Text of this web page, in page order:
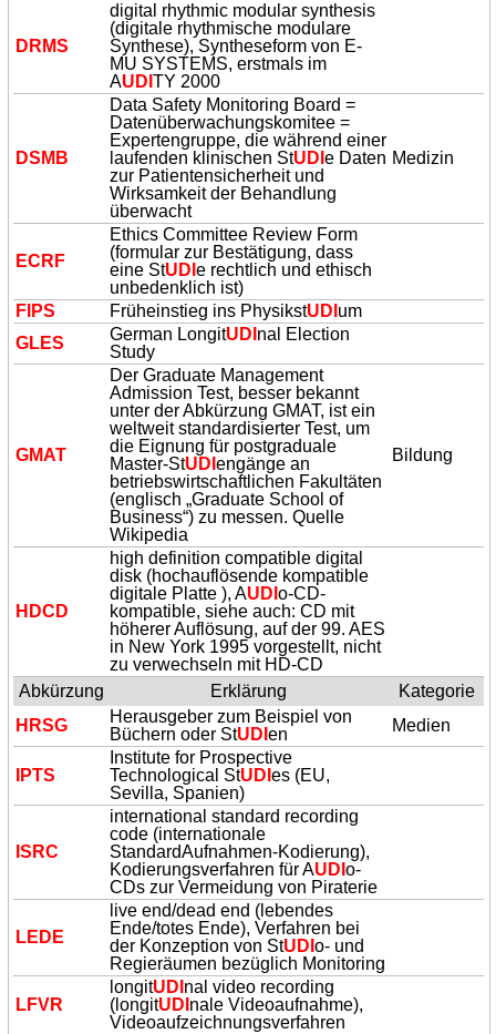
DRMS
digital rhythmic modular synthesis
(digitale rhythmische modulare
Synthese), Syntheseform von E-
MU SYSTEMS, erstmals im
AUDITY 2000
DSMB
Data Safety Monitoring Board =
Datenüberwachungskomitee =
Expertengruppe, die während einer
laufenden klinischen StUDIe Daten
zur Patientensicherheit und
Wirksamkeit der Behandlung
überwacht
Medizin
ECRF
Ethics Committee Review Form
(formular zur Bestätigung, dass
eine StUDIe rechtlich und ethisch
unbedenklich ist)
FIPS
Früheinstieg ins PhysikstUDI um
GLES
German LongitUDI nal Election
Study
GMAT
Der Graduate Management
Admission Test, besser bekannt
unter der Abkürzung GMAT, ist ein
weltweit standardisierter Test, um
die Eignung für postgraduale
Master-StUDIengänge an
betriebswirtschaftlichen Fakultäten
(englisch „Graduate School of
Business“) zu messen. Quelle
Wikipedia
Bildung
HDCD
high definition compatible digital
disk (hochauflösende kompatible
digitale Platte ), AUDIo-CD-
kompatible, siehe auch: CD mit
höherer Auflösung, auf der 99. AES
in New York 1995 vorgestellt, nicht
zu verwechseln mit HD-CD
Abkürzung
Erklärung
Kategorie
HRSG
Herausgeber zum Beispiel von
Büchern oder StUDIen Medien
IPTS
Institute for Prospective
Technological StUDIes (EU,
Sevilla, Spanien)
ISRC
international standard recording
code (internationale
StandardAufnahmen-Kodierung),
Kodierungsverfahren für AUDIo-
CDs zur Vermeidung von Piraterie
LEDE
live end/dead end (lebendes
Ende/totes Ende), Verfahren bei
der Konzeption von StUDIo- und
Regieräumen bezüglich Monitoring
LFVR
longitUDI nal video recording
(longitUDI nale Videoaufnahme),
Videoaufzeichnungsverfahren